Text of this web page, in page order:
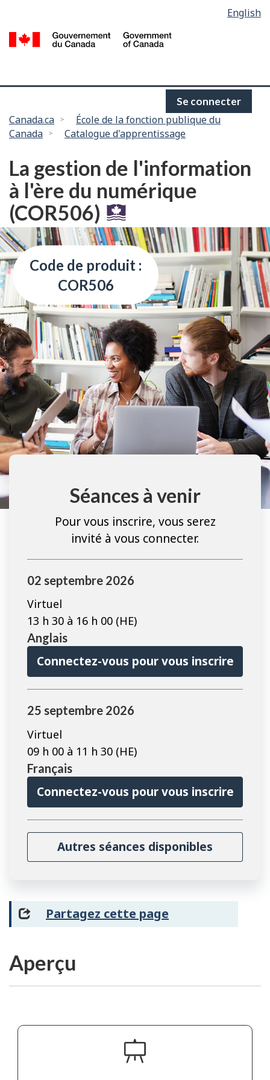
contenu
selection
English
Se connecter
Vous
êtes
Canada.ca
École de la fonction publique du
Canada
Catalogue d'apprentissage
La gestion de l'information
à l'ère du numérique
(COR506)
Code de produit :
COR506
Séances à venir
Pour vous inscrire, vous serez
invité à vous connecter.
cours
préalables
sont
affichés
sur
page
02 septembre 2026
Virtuel
13 h 30 à 16 h 00 (HE)
Anglais
Connectez-vous pour vous inscrire
25 septembre 2026
Virtuel
09 h 00 à 11 h 30 (HE)
Français
Connectez-vous pour vous inscrire
Autres séances disponibles
Partagez cette page
Aperçu